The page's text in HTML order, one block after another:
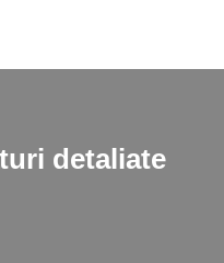
detaliate